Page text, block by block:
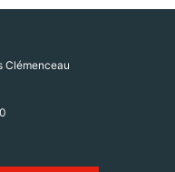
Clémenceau